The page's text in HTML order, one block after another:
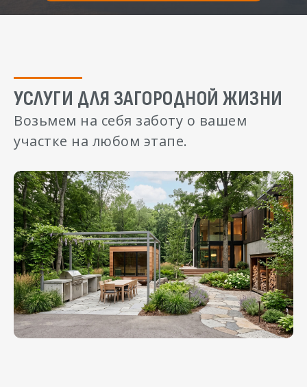
УСЛУГИ ДЛЯ ЗАГОРОДНОЙ ЖИЗНИ
Возьмем на себя заботу о вашем
участке на любом этапе.